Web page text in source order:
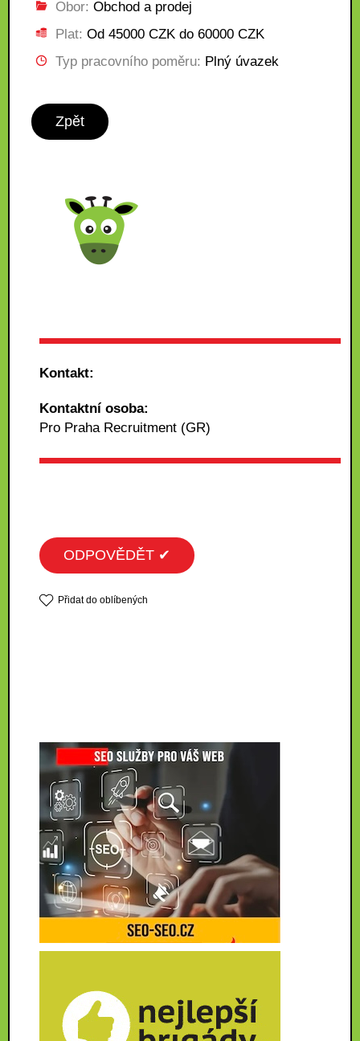
Obor: Obchod a prodej
Plat: Od 45000 CZK do 60000 CZK
Typ pracovního poměru: Plný úvazek
Zpět
Kontakt:
Kontaktní osoba:
Pro Praha Recruitment (GR)
ODPOVĚDĚT ✔
Přidat do oblíbených